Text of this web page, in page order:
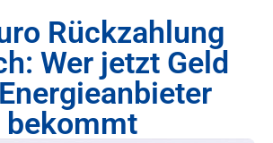
Rückzahlung
Wer jetzt Geld
bekommt